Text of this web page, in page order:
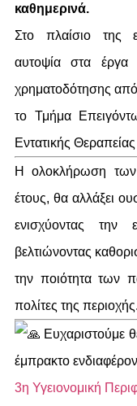
καθημερινά.
Στο πλαίσιο της
αυτοψία στα έργα
χρηματοδότησης
το Τμήμα
Εντατικής
Η ολοκλήρωση των
έτους, θα αλλάξει
ενισχύοντας την
βελτιώνοντας
την ποιότητα των
πολίτες της περιοχής.
Ευχαριστούμε
έμπρακτο
3η Υγειονομική